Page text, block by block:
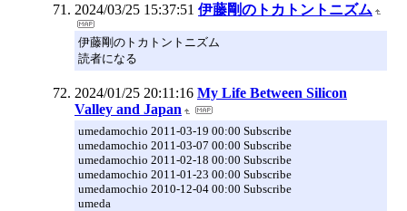
2024/03/25 15:37:51 伊藤剛のトカトントニズム
伊藤剛のトカトントニズム
読者になる
2024/01/25 20:11:16 My Life Between Silicon
Valley and Japan
umedamochio 2011-03-19 00:00 Subscribe
umedamochio 2011-03-07 00:00 Subscribe
umedamochio 2011-02-18 00:00 Subscribe
umedamochio 2011-01-23 00:00 Subscribe
umedamochio 2010-12-04 00:00 Subscribe
umeda